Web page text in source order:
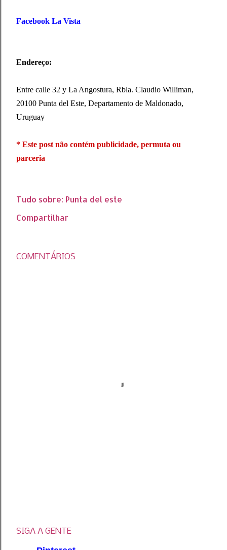
Facebook La Vista
Endereço:
Entre calle 32 y La Angostura, Rbla. Claudio Williman,
20100 Punta del Este, Departamento de Maldonado,
Uruguay
* Este post não contém publicidade, permuta ou
parceria
Tudo sobre: Punta del este
Compartilhar
COMENTÁRIOS
SIGA A GENTE